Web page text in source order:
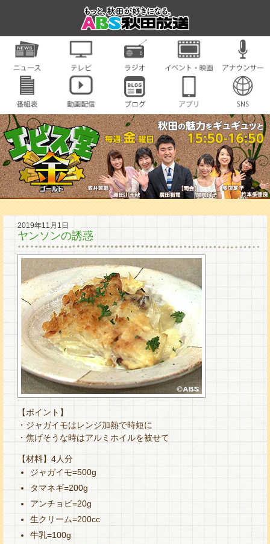
2019年11月1日
ヤンソンの誘惑
【ポイント】
・ジャガイモはレンジ加熱で時短に
・焦げそうな時はアルミホイルを被せて
【材料】4人分
ジャガイモ=500g
タマネギ=200g
アンチョビ=20g
生クリーム=200cc
牛乳=100g